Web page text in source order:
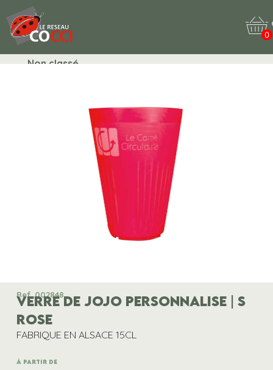
0
Non classé
Ref. 002848
VERRE DE JOJO PERSONNALISE | S
ROSE
FABRIQUE EN ALSACE 15CL
À partir de